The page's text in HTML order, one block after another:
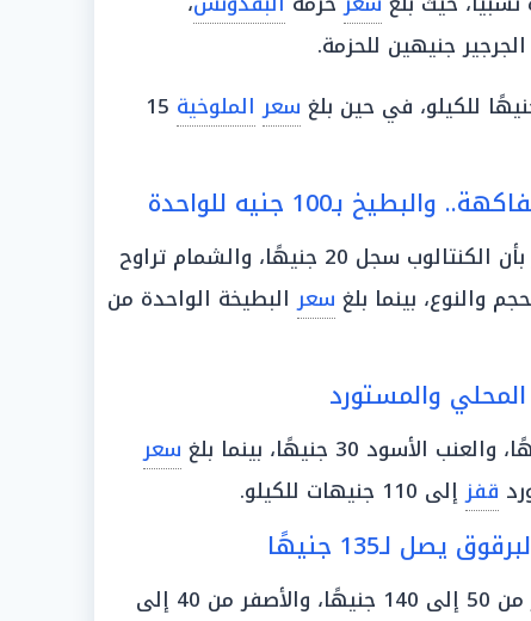
جنيهين للحزمة.
سعر الملوخية 15
بـ100 جنيه للواحدة
بأن الكنتالوب سجل 20 جنيهًا، والشمام تراوح
سعرالبطيخة الواحدة من
والمستورد
سعر
قفزإلى 110 جنيهات للكيلو.
، حيث سجل الأخضر من 50 إلى 140 جنيهًا، والأصفر من 40 إلى